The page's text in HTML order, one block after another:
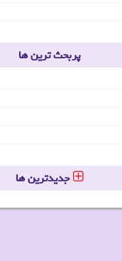
پربحث ترین ها
جدیدترین ها